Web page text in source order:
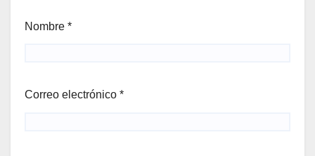
Nombre *
Correo electrónico *